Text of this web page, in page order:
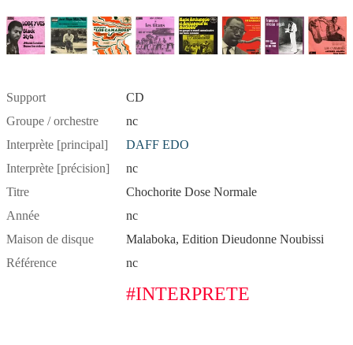
Support
CD
Groupe / orchestre
nc
Interprète [principal]
DAFF EDO
Interprète [précision]
nc
Titre
Chochorite Dose Normale
Année
nc
Maison de disque
Malaboka, Edition Dieudonne Noubissi
Référence
nc
#INTERPRETE